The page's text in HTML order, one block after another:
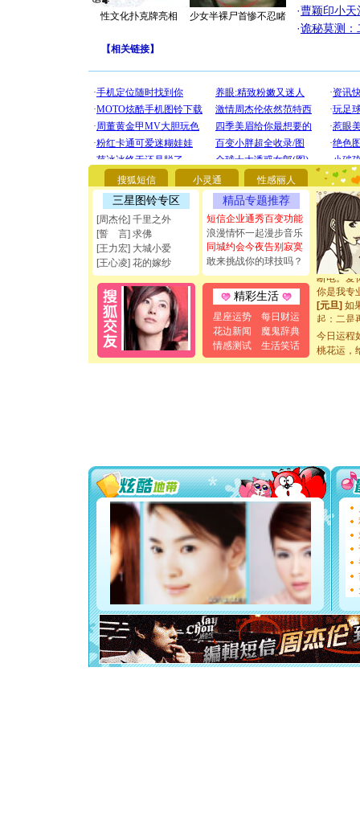
性文化扑克牌亮相 少女半裸尸首惨不忍睹
·曹颖印小天
·诡秘莫测：
【相关链接】
搜狐短信 小灵通 性感丽人
三星图铃专区
[周杰伦] 千里之外
[誓 言] 求佛
[王力宏] 大城小爱
[王心凌] 花的嫁纱
精品专题推荐
短信企业通秀百变功能
浪漫情怀一起漫步音乐
同城约会今夜告别寂寞
敢来挑战你的球技吗？
精彩生活
星座运势
每日财运
花边新闻
魔鬼辞典
情感测试
生活笑话
[圣诞节]
你太多，
要平安
[圣诞节]
能正大光
都要快乐
[圣诞节]
如意,快
[元旦]看
断电。爱
你是我专
[元旦]如
起；二是
[元旦]当
泣，这痛
[圣诞节]
你太多，
要平安
[圣诞节]
能正大
都要快乐
[圣诞节]
如意,快
[元旦]
看
断电。
你是我
[元旦]如
起；二是
离。水晶
[元旦]当
泣，这痛
今日运程
桃花运，